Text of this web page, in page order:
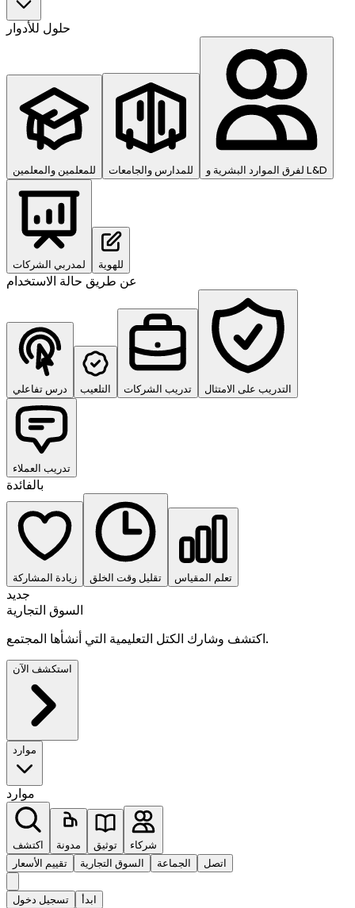
حلول للأدوار
للمعلمين والمعلمين للمدارس والجامعات لفرق الموارد البشرية و L&D
لمدربي الشركات للهوية
عن طريق حالة الاستخدام
درس تفاعلي التلعيب تدريب الشركات التدريب على الامتثال
تدريب العملاء
بالفائدة
زيادة المشاركة تقليل وقت الخلق تعلم المقياس
جديد
السوق التجارية
اكتشف وشارك الكتل التعليمية التي أنشأها المجتمع.
استكشف الآن
موارد
موارد
اكتشف مدونة توثيق
شركاء
تقييم الأسعار
السوق التجارية الجماعة اتصل
تسجيل دخول ابدأ